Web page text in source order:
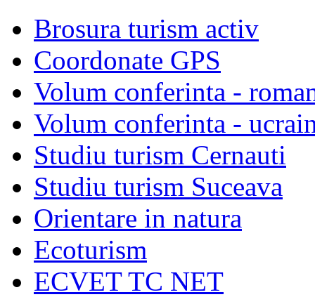
Brosura turism activ
Coordonate GPS
Volum conferinta -
Volum conferinta -
Studiu turism Cernauti
Studiu turism Suceava
Orientare in natura
Ecoturism
ECVET TC NET